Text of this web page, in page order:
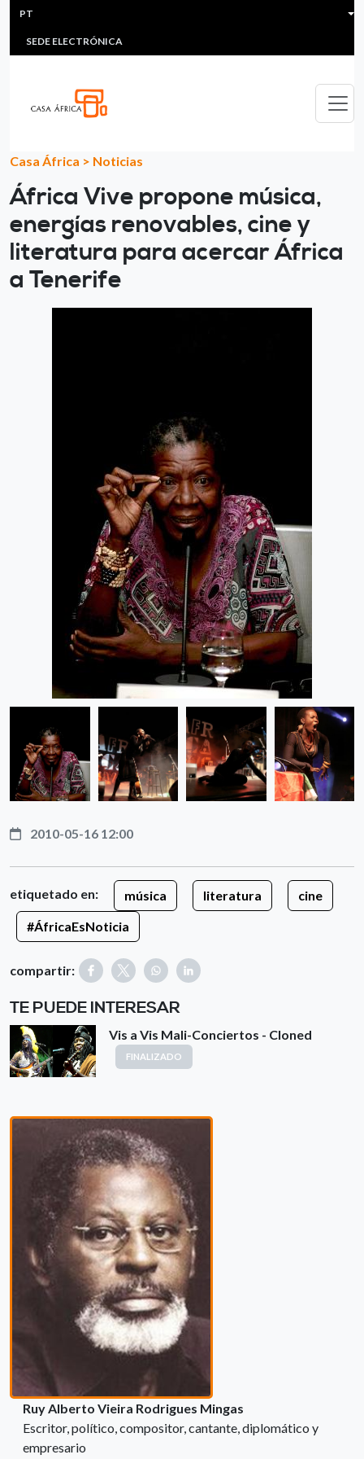
Passar para o conteúdo principal
HEADER MENU
MULTIMEDIA
SEDE ELECTRÓNICA
PT
Casa África > Noticias
África Vive propone música,
energías renovables, cine y
literatura para acercar África
a Tenerife
2010-05-16 12:00
etiquetado en: música literatura
cine
#ÁfricaEsNoticia
compartir:
TE PUEDE INTERESAR
Vis a Vis Mali-Conciertos - Cloned
FINALIZADO
Ruy Alberto Vieira Rodrigues Mingas
Escritor, político, compositor, cantante, diplomático y
empresario